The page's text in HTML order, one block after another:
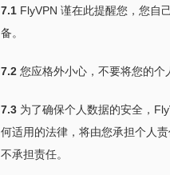
7.1FlyVPN 谨在此提醒您，您自
备。
7.2您应格外小心，不要将您的个
7.3为了确保个人数据的安全，
何适用的法律，将由您承担个人
不承担责任。